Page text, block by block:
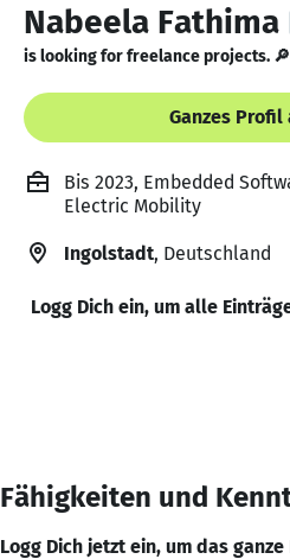
Nabeela Fathima
is looking for freelance projects. 🔎
Ganzes Profil
Bis 2023, Embedded
Electric Mobility
Ingolstadt, Deutschland
Logg Dich ein, um alle
Fähigkeiten und
Logg Dich jetzt ein, um das